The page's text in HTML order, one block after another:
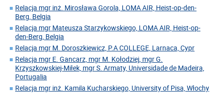
Relacja mgr inż. Mirosława Gorola, LOMA AIR, Heist-op-den-
Berg, Belgia
Relacja mgr Mateusza Starzykowskiego, LOMA AIR, Heist-op-
den-Berg, Belgia
Relacja mgr M. Doroszkiewicz, P.A COLLEGE, Larnaca, Cypr
Relacja mgr E. Gancarz, mgr M. Kołodziej, mgr G.
Krzyszkowskiej-Miłek, mgr S. Armaty, Universidade de Madeira,
Portugalia
Relacja mgr inż. Kamila Kucharskiego, University of Pisa, Włochy